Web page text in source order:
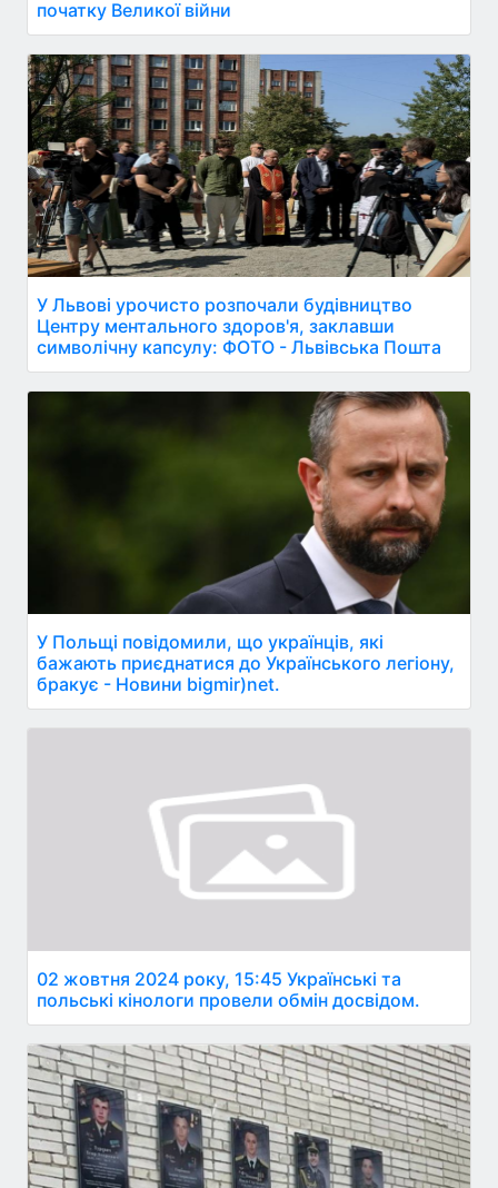
початку Великої війни
У Львові урочисто розпочали будівництво
Центру ментального здоров'я, заклавши
символічну капсулу: ФОТО - Львівська Пошта
У Польщі повідомили, що українців, які
бажають приєднатися до Українського легіону,
бракує - Новини bigmir)net.
02 жовтня 2024 року, 15:45 Українські та
польські кінологи провели обмін досвідом.